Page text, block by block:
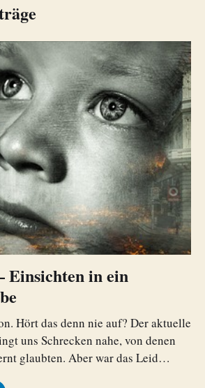
Einsichten in ein
Hört das denn nie auf? Der aktuelle
uns Schrecken nahe, von denen
glaubten. Aber war das Leid…